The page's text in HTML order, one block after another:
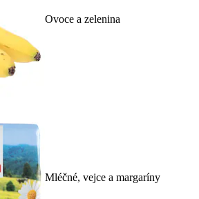
Ovoce a zelenina
Mléčné, vejce a margaríny